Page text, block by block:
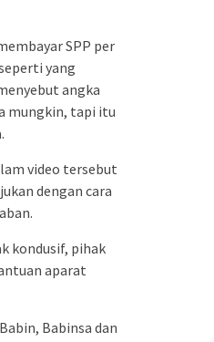
SPP per
yang
angka
mungkin, tapi itu
video tersebut
dengan cara
kondusif, pihak
aparat
Babinsa dan